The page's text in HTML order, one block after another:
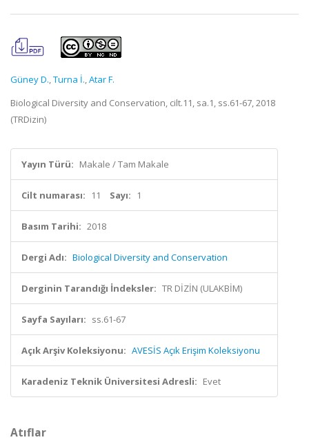
Güney D.,Turna İ.,Atar F.
Biological Diversity and Conservation, cilt.11, sa.1, ss.61-67, 2018
(TRDizin)
Yayın Türü: Makale / Tam Makale
Cilt numarası: 11 Sayı: 1
Basım Tarihi: 2018
Dergi Adı: Biological Diversity and Conservation
Derginin Tarandığı İndeksler: TR DİZİN (ULAKBİM)
Sayfa Sayıları: ss.61-67
Açık Arşiv Koleksiyonu: AVESİS Açık Erişim Koleksiyonu
Karadeniz Teknik Üniversitesi Adresli: Evet
Atıflar